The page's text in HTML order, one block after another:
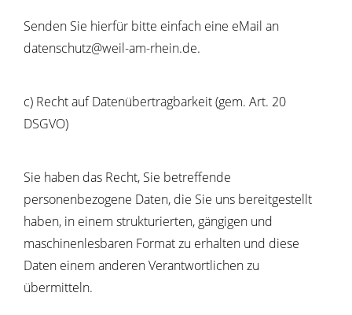
Senden Sie hierfür bitte einfach eine eMail an
datenschutz@weil-am-rhein.de.
c) Recht auf Datenübertragbarkeit (gem. Art. 20
DSGVO)
Sie haben das Recht, Sie betreffende
personenbezogene Daten, die Sie uns bereitgestellt
haben, in einem strukturierten, gängigen und
maschinenlesbaren Format zu erhalten und diese
Daten einem anderen Verantwortlichen zu
übermitteln.